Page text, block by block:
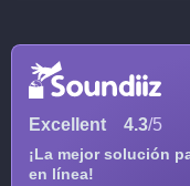
Excellent 4.3/5
¡La mejor solución
en línea!